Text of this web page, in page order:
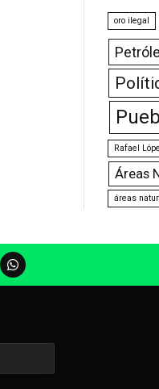
oro ilegal
Rafael
Áreas
áreas